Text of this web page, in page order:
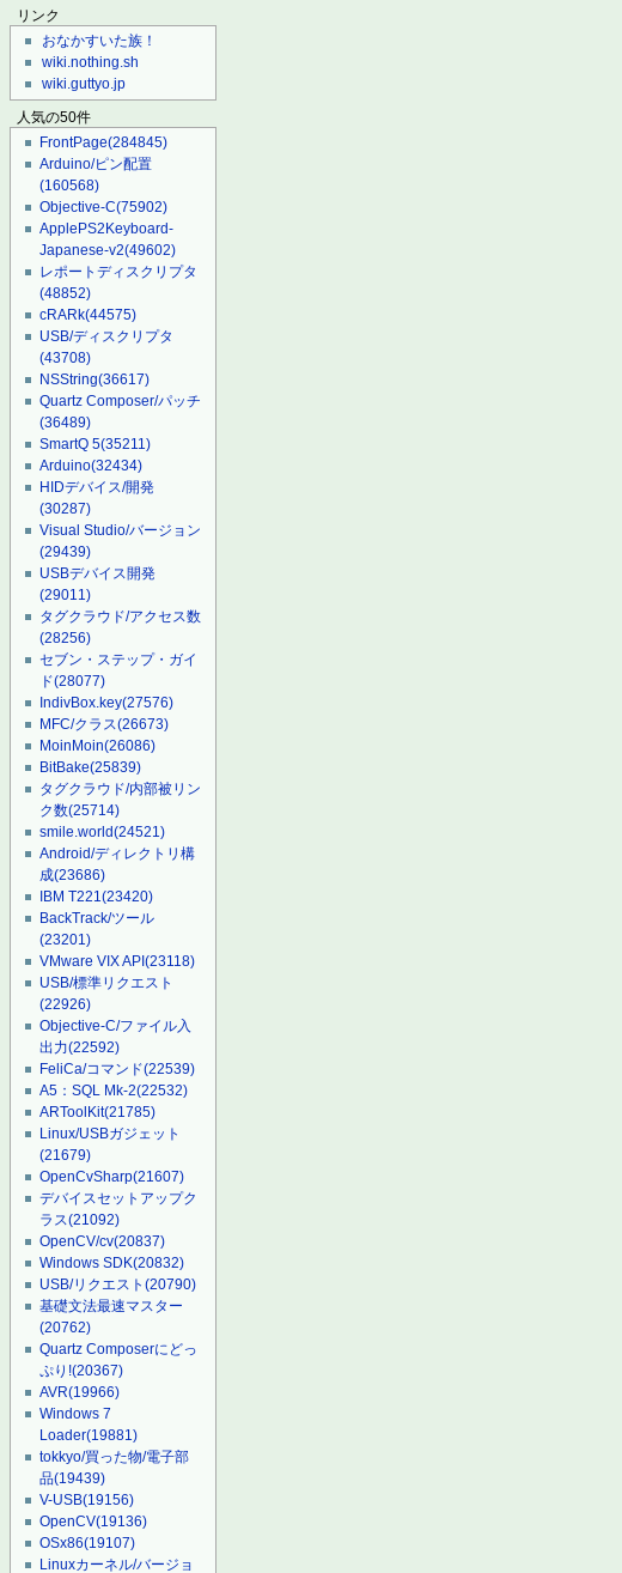
リンク
おなかすいた族！
wiki.nothing.sh
wiki.guttyo.jp
人気の50件
FrontPage(284845)
Arduino/ピン配置
(160568)
Objective-C(75902)
ApplePS2Keyboard-
Japanese-v2(49602)
レポートディスクリプタ
(48852)
cRARk(44575)
USB/ディスクリプタ
(43708)
NSString(36617)
Quartz Composer/パッチ
(36489)
SmartQ 5(35211)
Arduino(32434)
HIDデバイス/開発
(30287)
Visual Studio/バージョン
(29439)
USBデバイス開発
(29011)
タグクラウド/アクセス数
(28256)
セブン・ステップ・ガイ
ド(28077)
IndivBox.key(27576)
MFC/クラス(26673)
MoinMoin(26086)
BitBake(25839)
タグクラウド/内部被リン
ク数(25714)
smile.world(24521)
Android/ディレクトリ構
成(23686)
IBM T221(23420)
BackTrack/ツール
(23201)
VMware VIX API(23118)
USB/標準リクエスト
(22926)
Objective-C/ファイル入
出力(22592)
FeliCa/コマンド(22539)
A5：SQL Mk-2(22532)
ARToolKit(21785)
Linux/USBガジェット
(21679)
OpenCvSharp(21607)
デバイスセットアップク
ラス(21092)
OpenCV/cv(20837)
Windows SDK(20832)
USB/リクエスト(20790)
基礎文法最速マスター
(20762)
Quartz Composerにどっ
ぷり!(20367)
AVR(19966)
Windows 7
Loader(19881)
tokkyo/買った物/電子部
品(19439)
V-USB(19156)
OpenCV(19136)
OSx86(19107)
Linuxカーネル/バージョ